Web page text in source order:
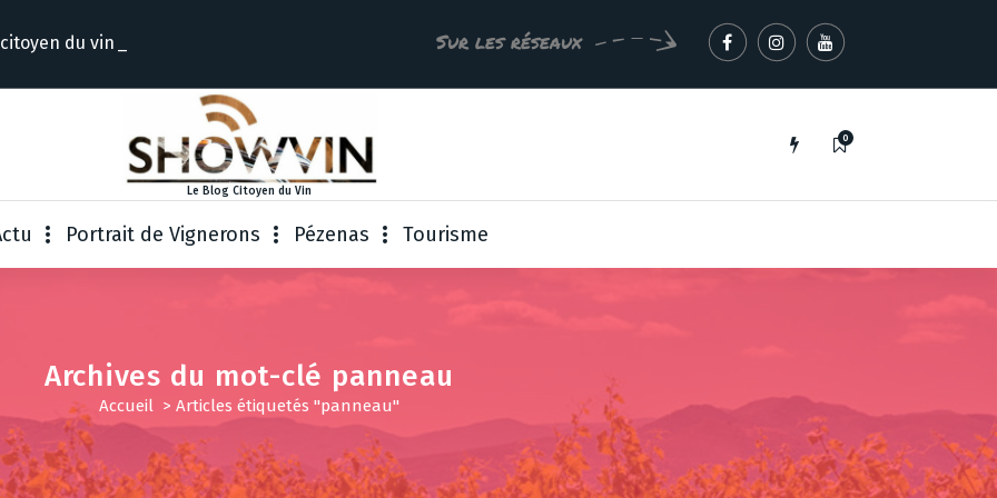
du Sur les réseaux
Le Blog Citoyen du Vin
0
Portrait de Vignerons Pézenas Tourisme
Archives du mot-clé panneau
Accueil > Articles étiquetés "panneau"